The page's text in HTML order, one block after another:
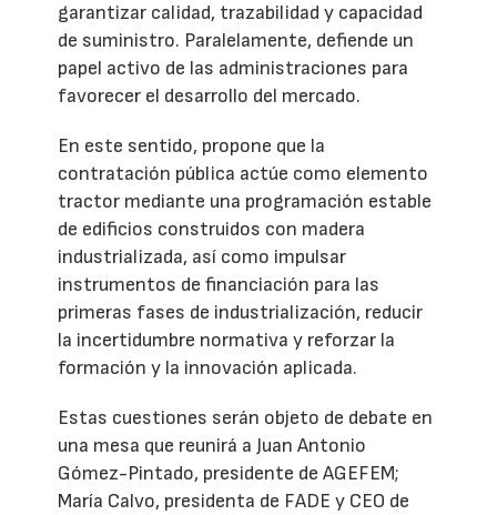
garantizar calidad, trazabilidad y capacidad
de suministro. Paralelamente, defiende un
papel activo de las administraciones para
favorecer el desarrollo del mercado.
En este sentido, propone que la
contratación pública actúe como elemento
tractor mediante una programación estable
de edificios construidos con madera
industrializada, así como impulsar
instrumentos de financiación para las
primeras fases de industrialización, reducir
la incertidumbre normativa y reforzar la
formación y la innovación aplicada.
Estas cuestiones serán objeto de debate en
una mesa que reunirá a Juan Antonio
Gómez-Pintado, presidente de AGEFEM;
María Calvo, presidenta de FADE y CEO de